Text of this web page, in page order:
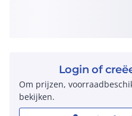
Login of
Om prijzen,
bekijken.